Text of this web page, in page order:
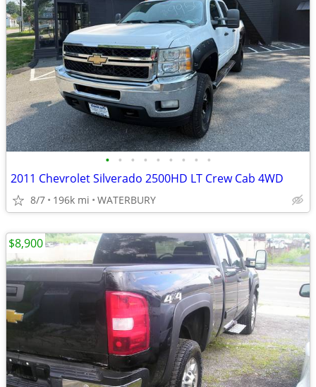
• • • • • • • • •
2011 Chevrolet Silverado 2500HD LT Crew Cab 4WD
8/7 196k mi WATERBURY
$8,900